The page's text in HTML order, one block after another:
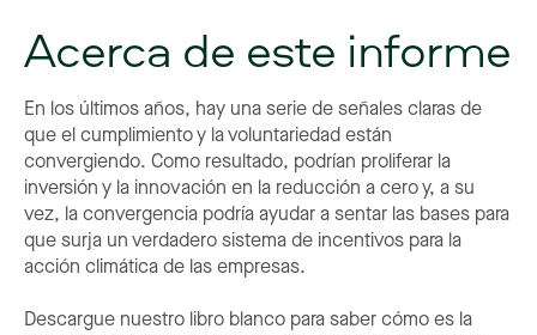
Acerca de este informe
En los últimos años, hay una serie de señales claras de
que el cumplimiento y la voluntariedad están
convergiendo. Como resultado, podrían proliferar la
inversión y la innovación en la reducción a cero y, a su
vez, la convergencia podría ayudar a sentar las bases para
que surja un verdadero sistema de incentivos para la
acción climática de las empresas.
Descargue nuestro libro blanco para saber cómo es la